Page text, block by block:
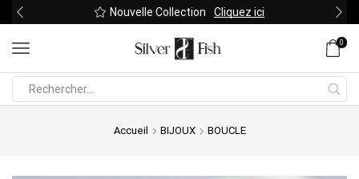
Nouvelle Collection Cliquez ici
0
Accueil BIJOUX BOUCLE